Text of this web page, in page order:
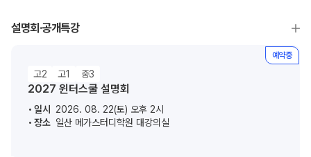
설명회·공개특강
고2 고1 중3
2027 윈터스쿨 설명회
일시 2026. 08. 22(토) 오후 2시
장소 일산 메가스터디학원 대강의실
예약중